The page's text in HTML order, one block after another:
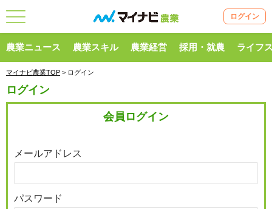
ログイン
農業ニュース 農業スキル 農業経営 採用・就農 ライフ
マイナビ農業TOP > ログイン
ログイン
会員ログイン
メールアドレス
パスワード